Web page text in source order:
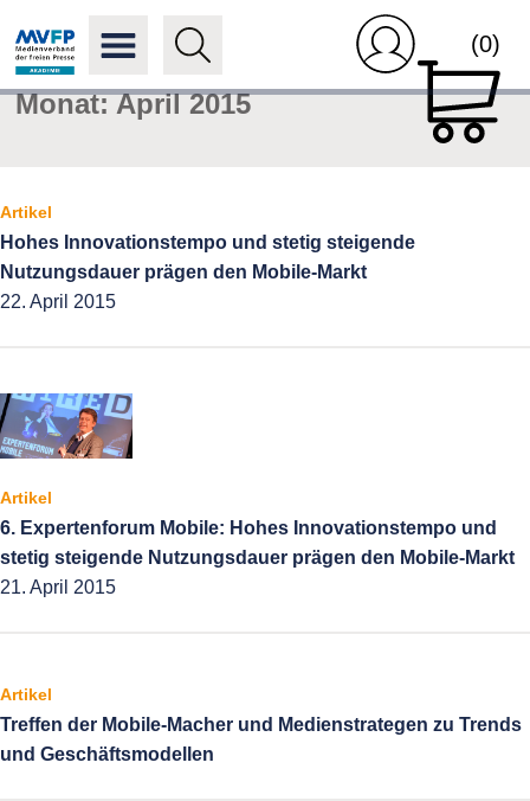
(0)
Monat:April 2015
Artikel
Hohes Innovationstempo und stetig steigende
Nutzungsdauer prägen den Mobile-Markt
22. April 2015
Artikel
6. Expertenforum Mobile: Hohes Innovationstempo und
stetig steigende Nutzungsdauer prägen den Mobile-Markt
21. April 2015
Artikel
Treffen der Mobile-Macher und Medienstrategen zu Trends
und Geschäftsmodellen